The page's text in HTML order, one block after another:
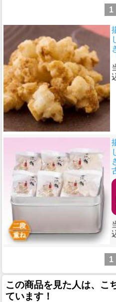
1
1
この商品を見た人は、こ
ています！